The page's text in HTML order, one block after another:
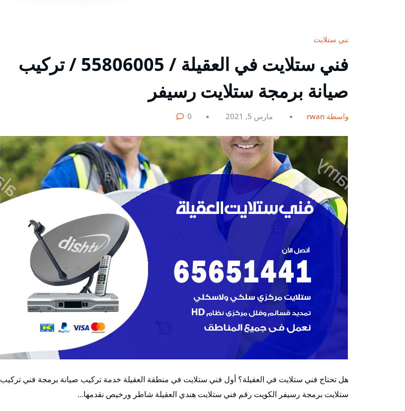
فني ستلايت
فني ستلايت في العقيلة / 55806005 / تركيب
صيانة برمجة ستلايت رسيفر
بواسطة rwan مارس 5, 2021 0
هل تحتاج فني ستلايت في العقيلة؟ أول فني ستلايت في منطقة العقيلة خدمة تركيب صيانة برمجة فني تركيب
ستلايت برمجة رسيفر الكويت رقم فني ستلايت هندي العقيلة شاطر ورخيص نقدمها…